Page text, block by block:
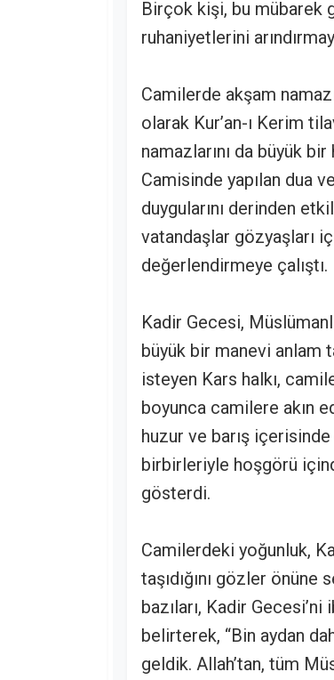
Birçok kişi, bu mübarek
ruhaniyetlerini
Camilerde akşam
olarak Kur’an-ı Kerim
namazlarını da büyük
Camisinde yapılan dua
duygularını derinden
vatandaşlar gözyaşları
değerlendirmeye çalıştı.
Kadir Gecesi,
büyük bir manevi anlam
isteyen Kars halkı,
boyunca camilere akın
huzur ve barış
birbirleriyle hoşgörü
gösterdi.
Camilerdeki yoğunluk,
taşıdığını gözler
bazıları, Kadir
belirterek, “Bin aydan
geldik. Allah’tan, tüm